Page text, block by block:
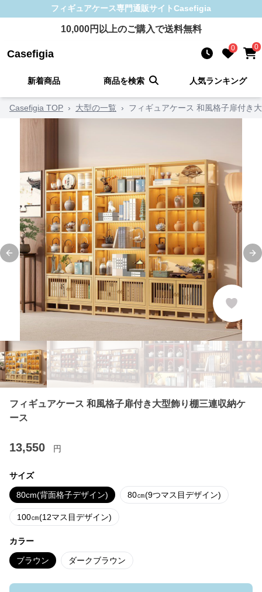
フィギュアケース専門通販サイトCasefigia
10,000円以上のご購入で送料無料
Casefigia 0 0
新着商品 商品を検索 人気ランキング
Casefigia TOP › 大型の一覧 › フィギュアケース 和風格子扉付き
Previous slide
フィギュアケース 和風格子扉付き大型飾り棚三連収納ケ
ース
13,550 円
サイズ
80cm(背面格子デザイン) 80㎝(9つマス目デザイン)
100㎝(12マス目デザイン)
カラー
ブラウン ダークブラウン